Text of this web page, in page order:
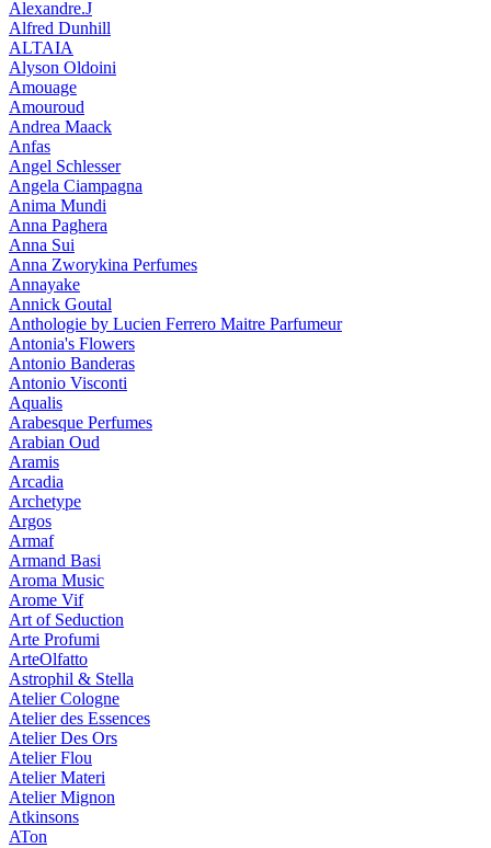
Alexandre.J
Alfred Dunhill
ALTAIA
Alyson Oldoini
Amouage
Amouroud
Andrea Maack
Anfas
Angel Schlesser
Angela Ciampagna
Anima Mundi
Anna Paghera
Anna Sui
Anna Zworykina Perfumes
Annayake
Annick Goutal
Anthologie by Lucien Ferrero Maitre Parfumeur
Antonia's Flowers
Antonio Banderas
Antonio Visconti
Aqualis
Arabesque Perfumes
Arabian Oud
Aramis
Arcadia
Archetype
Argos
Armaf
Armand Basi
Aroma Music
Arome Vif
Art of Seduction
Arte Profumi
ArteOlfatto
Astrophil & Stella
Atelier Cologne
Atelier des Essences
Atelier Des Ors
Atelier Flou
Atelier Materi
Atelier Mignon
Atkinsons
ATon